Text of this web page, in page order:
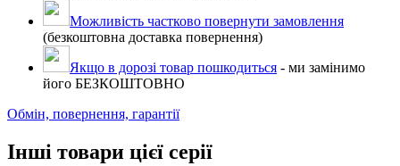
Можливість частково повернути замовлення
(безкоштовна доставка повернення)
Якщо в дорозі товар пошкодиться - ми замінимо
його БЕЗКОШТОВНО
Обмін, повернення, гарантії
Інші товари цієї серії